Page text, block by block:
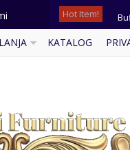
Hot Item!
KATALOG